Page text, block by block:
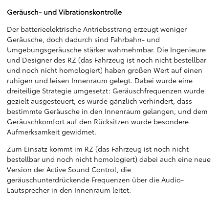
Geräusch- und Vibrationskontrolle
Der batterieelektrische Antriebsstrang erzeugt weniger
Geräusche, doch dadurch sind Fahrbahn- und
Umgebungsgeräusche stärker wahrnehmbar. Die Ingenieure
und Designer des RZ (das Fahrzeug ist noch nicht bestellbar
und noch nicht homologiert) haben großen Wert auf einen
ruhigen und leisen Innenraum gelegt. Dabei wurde eine
dreiteilige Strategie umgesetzt: Geräuschfrequenzen wurde
gezielt ausgesteuert, es wurde gänzlich verhindert, dass
bestimmte Geräusche in den Innenraum gelangen, und dem
Geräuschkomfort auf den Rücksitzen wurde besondere
Aufmerksamkeit gewidmet.
Zum Einsatz kommt im RZ (das Fahrzeug ist noch nicht
bestellbar und noch nicht homologiert) dabei auch eine neue
Version der Active Sound Control, die
geräuschunterdrückende Frequenzen über die Audio-
Lautsprecher in den Innenraum leitet.